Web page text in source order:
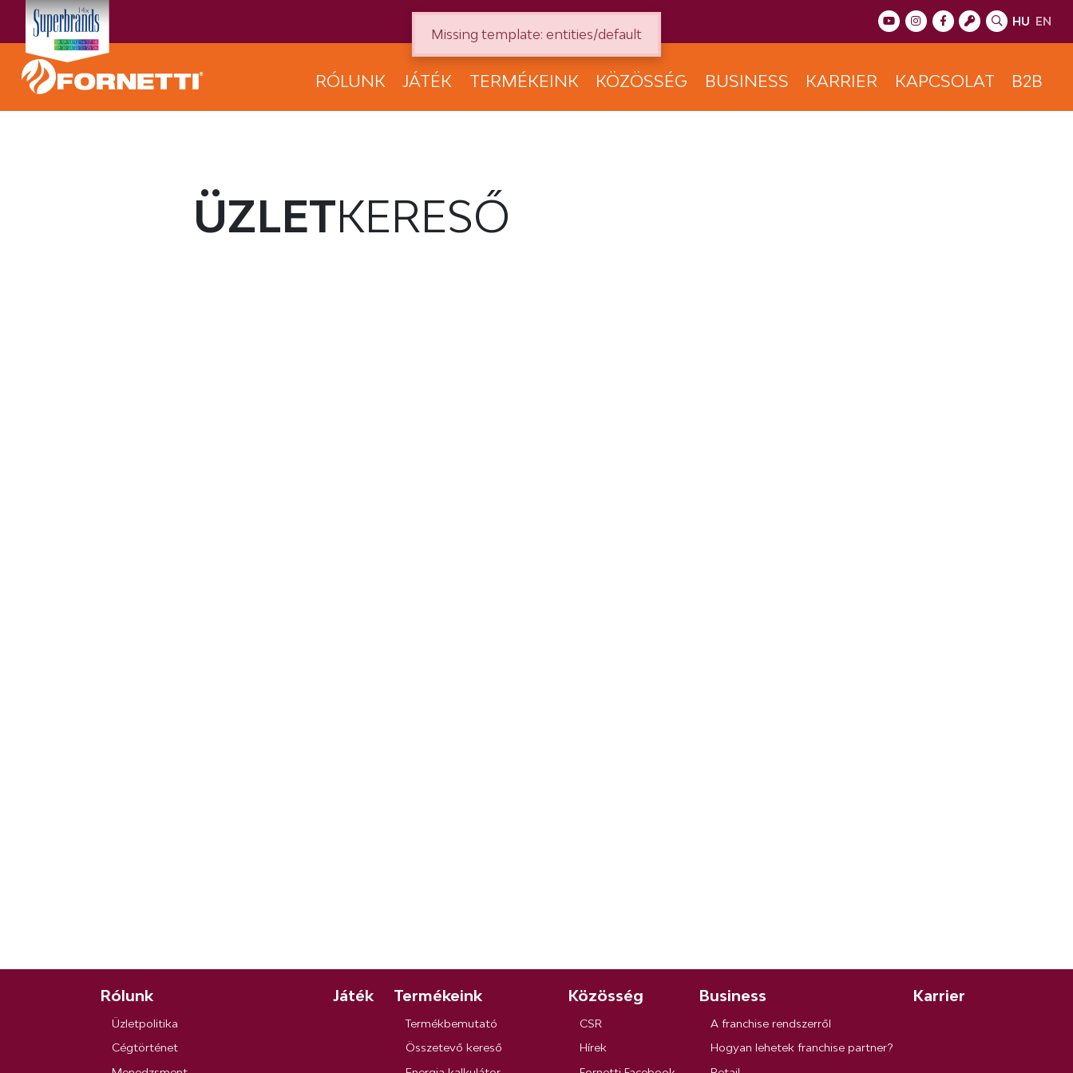
HU EN
RÓLUNK JÁTÉK TERMÉKEINK KÖZÖSSÉG BUSINESS KARRIER KAPCSOLAT B2B
ÜZLETKERESŐ
Rólunk
Üzletpolitika
Cégtörténet
Játék Termékeink
Termékbemutató
Összetevő kereső
Közösség
CSR
Hírek
Business
A franchise rendszerről
Hogyan lehetek franchise partner?
Karrier
Missing template: entities/default